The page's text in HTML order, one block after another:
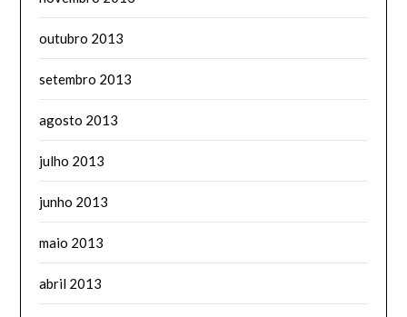
outubro 2013
setembro 2013
agosto 2013
julho 2013
junho 2013
maio 2013
abril 2013